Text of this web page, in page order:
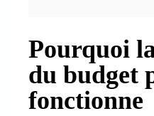
Pourquoi
du budget
fonctionne